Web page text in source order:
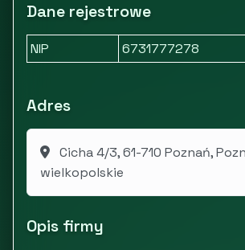
Dane rejestrowe
NIP 6731777278
Adres
Cicha 4/3, 61-710 Poznań,
wielkopolskie
Opis firmy